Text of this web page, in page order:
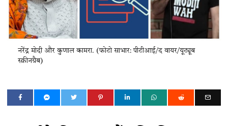
नरेंद्र मोदी और कुणाल कामरा. (फोटो साभार: पीटीआई/द वायर/यूट्यूब
स्क्रीनग्रैब)